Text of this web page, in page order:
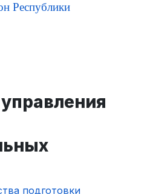
Республики
подготовки